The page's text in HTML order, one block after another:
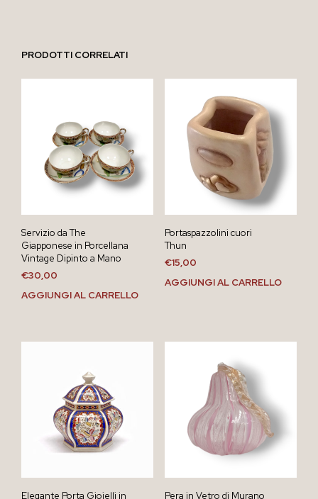
PRODOTTI CORRELATI
Servizio da The
Giapponese in Porcellana
Vintage Dipinto a Mano
€30,00
AGGIUNGI AL CARRELLO
Portaspazzolini cuori
Thun
€15,00
AGGIUNGI AL CARRELLO
Elegante Porta Gioielli in Pera in Vetro di Murano